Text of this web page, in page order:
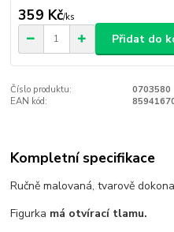
359 Kč/ks
Přidat do
Číslo produktu:
0703580
EAN kód:
Kompletní specifikace
Ručně malovaná, tvarově
Figurka má otvírací tlamu.